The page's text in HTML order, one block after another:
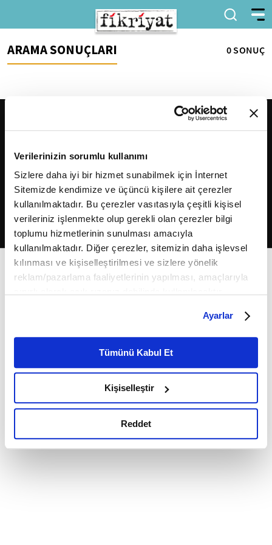
Verilerinizin sorumlu kullanımı
Sizlere daha iyi bir hizmet sunabilmek için İnternet
Sitemizde kendimize ve üçüncü kişilere ait çerezler
kullanılmaktadır. Bu çerezler vasıtasıyla çeşitli kişisel
verileriniz işlenmekte olup gerekli olan çerezler bilgi
toplumu hizmetlerinin sunulması amacıyla
kullanılmaktadır. Diğer çerezler, sitemizin daha işlevsel
kılınması ve kişiselleştirilmesi ve sizlere yönelik
reklam/pazarlama faaliyetlerinin yapılması, amaçlarıyla
belirleyebilirsiniz. Çerezlere ilişkin detaylı bilgi için
Ayarlar butonuna tıklayabilir,Çerez Bilgilendirme
Metnimizi ziyaret edebilirsiniz.
6698 sayılı Kişisel Verilerin Korunması Kanunu uyarınca
okumak ve sitemizi ziyaretiniz kapsamında
gerçekleştirilen veri işleme faaliyetleri ile ilgili daha
detaylı bilgi almak için lütfentıklayınız.
Ayarlar
Tümünü Kabul Et
Kişiselleştir
Reddet
ARAMA SONUÇLARI 0 SONUÇ
2026Fikriyat. Tüm hakları saklıdır.